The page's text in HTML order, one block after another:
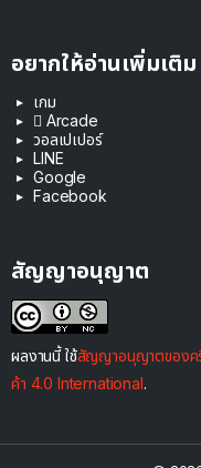
อยากให้อ่านเพิ่มเติม
เกม
 Arcade
วอลเปเปอร์
LINE
Google
Facebook
สัญญาอนุญาต
ผลงานนี้ ใช้สัญญาอนุญาตของค
ค้า 4.0 International.